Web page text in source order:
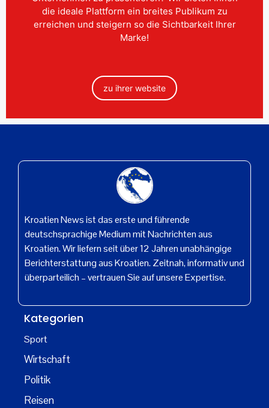
die ideale Plattform ein breites Publikum zu
erreichen und steigern so die Sichtbarkeit Ihrer
Marke!
zu ihrer website
Kroatien News ist das erste und führende
deutschsprachige Medium mit Nachrichten aus
Kroatien. Wir liefern seit über 12 Jahren unabhängige
Berichterstattung aus Kroatien. Zeitnah, informativ und
überparteilich – vertrauen Sie auf unsere Expertise.
Kategorien
Sport
Wirtschaft
Politik
Reisen